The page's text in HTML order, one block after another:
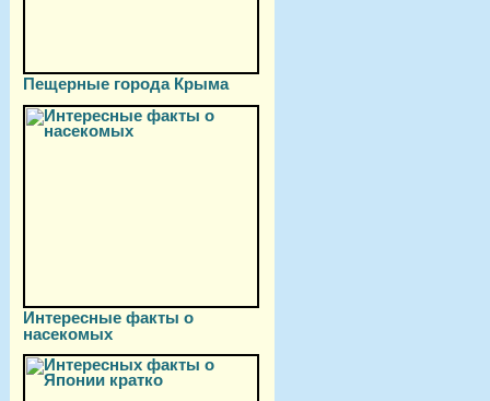
Пещерные города Крыма
Интересные факты о
насекомых